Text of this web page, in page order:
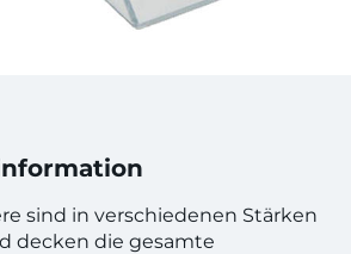
sind in verschiedenen Stärken
decken die gesamte